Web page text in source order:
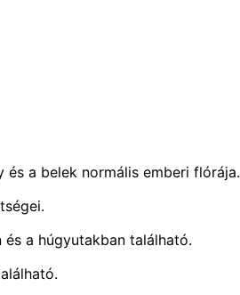
a belek normális emberi flórája.
a húgyutakban található.